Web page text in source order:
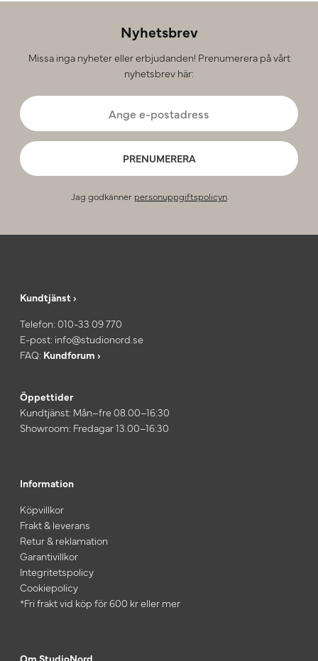
Nyhetsbrev
Missa inga nyheter eller erbjudanden! Prenumerera på vårt
nyhetsbrev här:
PRENUMERERA
Jag godkänner personuppgiftspolicyn.
Kundtjänst ›
Telefon: 010-33 09 770
E-post: info@studionord.se
FAQ: Kundforum ›
Öppettider
Kundtjänst: Mån–fre 08.00–16:30
Showroom: Fredagar 13.00–16:30
Information
Köpvillkor
Frakt & leverans
Retur & reklamation
Garantivillkor
Integritetspolicy
Cookiepolicy
*Fri frakt vid köp för 600 kr eller mer
Om StudioNord